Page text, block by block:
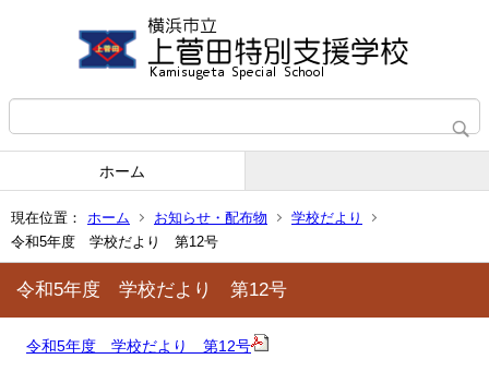
ホーム
現在位置： ホーム お知らせ・配布物
学校だより
令和5年度 学校だより 第12号
令和5年度 学校だより 第12号
令和5年度 学校だより 第12号